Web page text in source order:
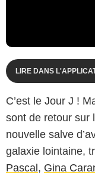
LIRE DANS
C’est le Jour J !
sont de retour sur
nouvelle salve
galaxie lointaine,
Pascal , Gina